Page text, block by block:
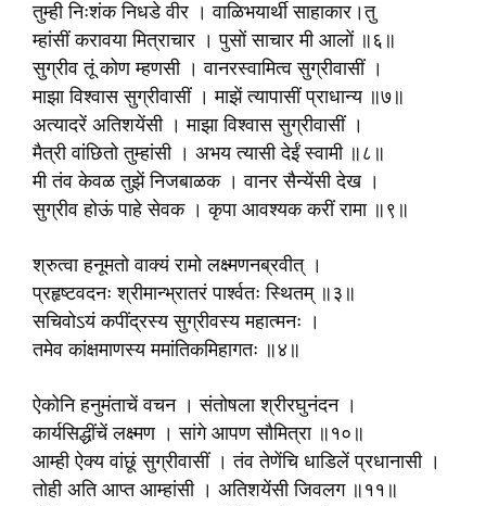
तुम्ही निःशंक निधडे वीर । वाळिभयार्थी साहाकार।तु
म्हांसीं करावया मित्राचार । पुसों साचार मी आलों ॥६॥
सुग्रीव तूं कोण म्हणसी । वानरस्वामित्व सुग्रीवासीं ।
माझा विश्वास सुग्रीवासीं । माझें त्यापासीं प्राधान्य ॥७॥
अत्यादरें अतिशयेंसी । माझा विश्वास सुग्रीवासीं ।
मैत्री वांछितो तुम्हांसी । अभय त्यासी देईं स्वामी ॥८॥
मी तंव केवळ तुझें निजबाळक । वानर सैन्येंसी देख ।
सुग्रीव होऊं पाहे सेवक । कृपा आवश्यक करीं रामा ॥९॥
श्रुत्वा हनूमतो वाक्यं रामो लक्ष्मणनब्रवीत् ।
प्रहृष्टवदनः श्रीमान्भ्रातरं पार्श्वतः स्थितम् ॥३॥
सचिवोऽयं कपींद्रस्य सुग्रीवस्य महात्मनः ।
तमेव कांक्षमाणस्य ममांतिकमिहागतः ॥४॥
ऐकोनि हनुमंताचें वचन । संतोषला श्रीरघुनंदन ।
कार्यसिद्धींचें लक्ष्मण । सांगे आपण सौमित्रा ॥१०॥
आम्ही ऐक्य वांछूं सुग्रीवासीं । तंव तेणेंचि धाडिलें प्रधानासी ।
तोही अति आप्त आम्हांसी । अतिशयेंसी जिवलग ॥११॥